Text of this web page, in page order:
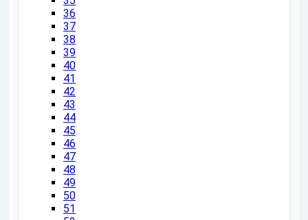
36
37
38
39
40
41
42
43
44
45
46
47
48
49
50
51